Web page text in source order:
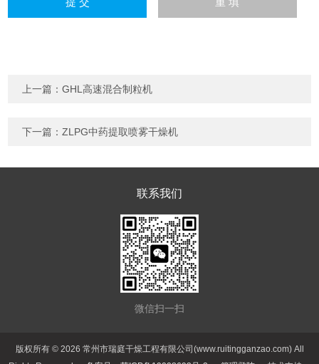
上一篇：GHL高速混合制粒机
下一篇：ZLPG中药提取喷雾干燥机
联系我们
微信扫一扫
版权所有 © 2026 常州市瑞庭干燥工程有限公司(www.ruitingganzao.com) All